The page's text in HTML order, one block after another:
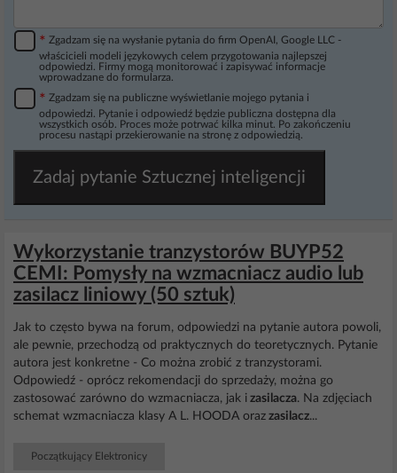
* Zgadzam się na wysłanie pytania do firm OpenAI, Google LLC -
właścicieli modeli językowych celem przygotowania najlepszej
odpowiedzi. Firmy mogą monitorować i zapisywać informacje
wprowadzane do formularza.
* Zgadzam się na publiczne wyświetlanie mojego pytania i
odpowiedzi. Pytanie i odpowiedź będzie publiczna dostępna dla
wszystkich osób. Proces może potrwać kilka minut. Po zakończeniu
procesu nastąpi przekierowanie na stronę z odpowiedzią.
Zadaj pytanie Sztucznej inteligencji
Wykorzystanie tranzystorów BUYP52
CEMI: Pomysły na wzmacniacz audio lub
zasilacz liniowy (50 sztuk)
Jak to często bywa na forum, odpowiedzi na pytanie autora powoli,
ale pewnie, przechodzą od praktycznych do teoretycznych. Pytanie
autora jest konkretne - Co można zrobić z tranzystorami.
Odpowiedź - oprócz rekomendacji do sprzedaży, można go
zastosować zarówno do wzmacniacza, jak i zasilacza. Na zdjęciach
schemat wzmacniacza klasy A L. HOODA oraz zasilacz...
Początkujący Elektronicy